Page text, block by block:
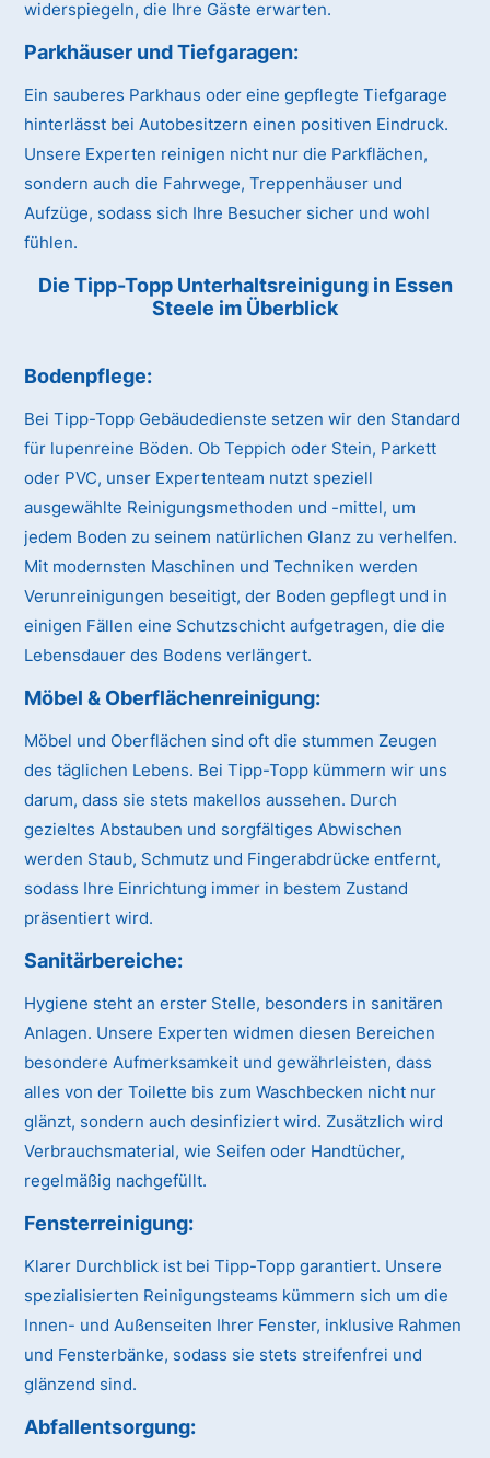
widerspiegeln, die Ihre Gäste erwarten.
Parkhäuser und Tiefgaragen:
Ein sauberes Parkhaus oder eine gepflegte Tiefgarage
hinterlässt bei Autobesitzern einen positiven Eindruck.
Unsere Experten reinigen nicht nur die Parkflächen,
sondern auch die Fahrwege, Treppenhäuser und
Aufzüge, sodass sich Ihre Besucher sicher und wohl
fühlen.
Die Tipp-Topp Unterhaltsreinigung in Essen
Steele im Überblick
Bodenpflege:
Bei Tipp-Topp Gebäudedienste setzen wir den Standard
für lupenreine Böden. Ob Teppich oder Stein, Parkett
oder PVC, unser Expertenteam nutzt speziell
ausgewählte Reinigungsmethoden und -mittel, um
jedem Boden zu seinem natürlichen Glanz zu verhelfen.
Mit modernsten Maschinen und Techniken werden
Verunreinigungen beseitigt, der Boden gepflegt und in
einigen Fällen eine Schutzschicht aufgetragen, die die
Lebensdauer des Bodens verlängert.
Möbel & Oberflächenreinigung:
Möbel und Oberflächen sind oft die stummen Zeugen
des täglichen Lebens. Bei Tipp-Topp kümmern wir uns
darum, dass sie stets makellos aussehen. Durch
gezieltes Abstauben und sorgfältiges Abwischen
werden Staub, Schmutz und Fingerabdrücke entfernt,
sodass Ihre Einrichtung immer in bestem Zustand
präsentiert wird.
Sanitärbereiche:
Hygiene steht an erster Stelle, besonders in sanitären
Anlagen. Unsere Experten widmen diesen Bereichen
besondere Aufmerksamkeit und gewährleisten, dass
alles von der Toilette bis zum Waschbecken nicht nur
glänzt, sondern auch desinfiziert wird. Zusätzlich wird
Verbrauchsmaterial, wie Seifen oder Handtücher,
regelmäßig nachgefüllt.
Fensterreinigung:
Klarer Durchblick ist bei Tipp-Topp garantiert. Unsere
spezialisierten Reinigungsteams kümmern sich um die
Innen- und Außenseiten Ihrer Fenster, inklusive Rahmen
und Fensterbänke, sodass sie stets streifenfrei und
glänzend sind.
Abfallentsorgung: